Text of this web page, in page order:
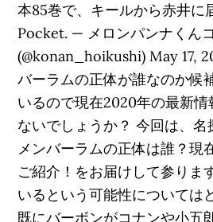
本85巻で、キールから赤井に
Pocket. — メロンパンナくん
(@konan_hoikushi) May 17,
バーラムの正体が誰なのか候
いるので現在2020年の最新
ないでしょうか？ 今回は、
メンバーラムの正体は誰？現
ご紹介！をお届けして参りま
いるという可能性については
既にバーボンがコナンや小五